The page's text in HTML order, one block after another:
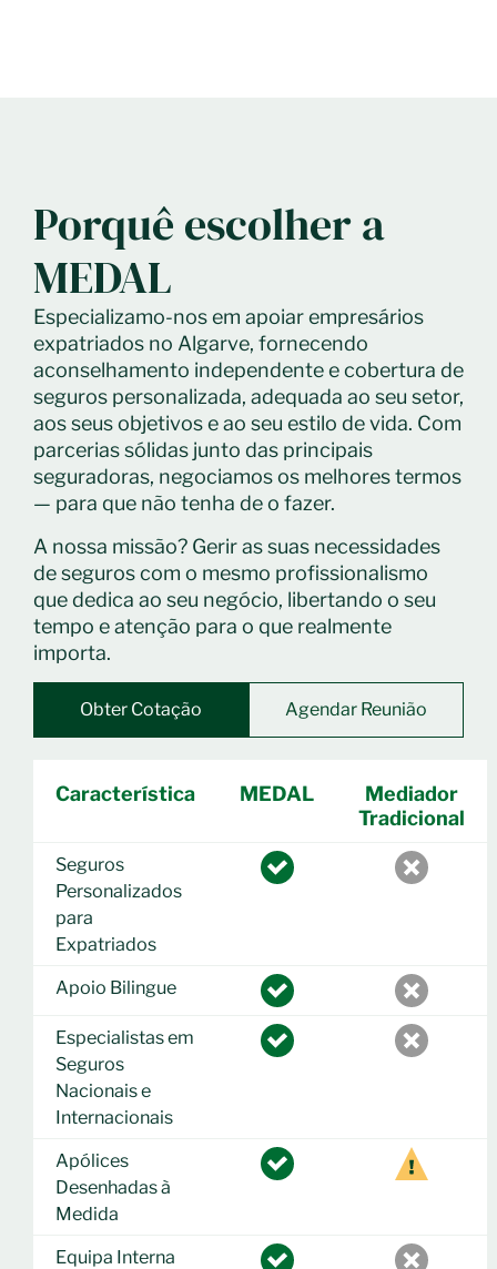
Porquê escolher a
MEDAL
Especializamo-nos em apoiar empresários
expatriados no Algarve, fornecendo
aconselhamento independente e cobertura de
seguros personalizada, adequada ao seu setor,
aos seus objetivos e ao seu estilo de vida. Com
parcerias sólidas junto das principais
seguradoras, negociamos os melhores termos
— para que não tenha de o fazer.
A nossa missão? Gerir as suas necessidades
de seguros com o mesmo profissionalismo
que dedica ao seu negócio, libertando o seu
tempo e atenção para o que realmente
importa.
Obter Cotação Agendar Reunião
Característica MEDAL
Mediador
Tradicional
Seguros
Personalizados
para
Expatriados
Apoio Bilingue
Especialistas em
Seguros
Nacionais e
Internacionais
Apólices
Desenhadas à
Medida
Equipa Interna